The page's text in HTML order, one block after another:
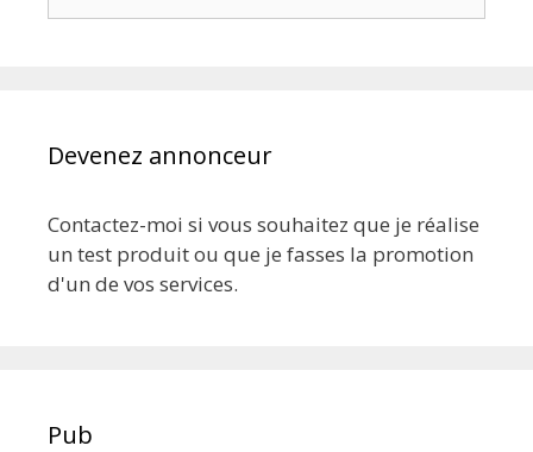
Devenez annonceur
Contactez-moi si vous souhaitez que je réalise
un test produit ou que je fasses la promotion
d'un de vos services.
Pub